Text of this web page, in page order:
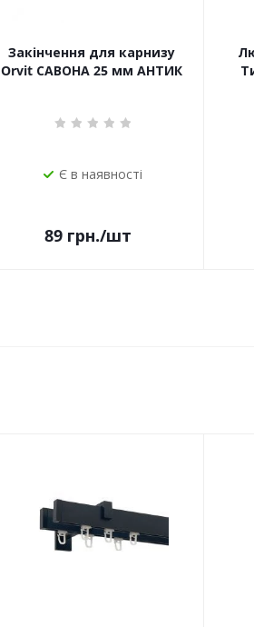
Закінчення для карнизу
Orvit САВОНА 25 мм АНТИК
Є в наявності
89 грн./шт